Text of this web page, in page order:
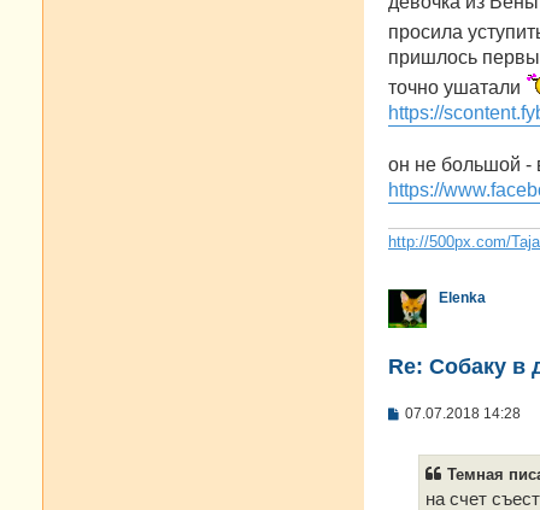
просила
пришлось
точно ушатали
https://
он не большой -
https://
http://500px.com/
Elenka
Re: Собаку в
С
07.07.2018 14:28
Темная
на счет